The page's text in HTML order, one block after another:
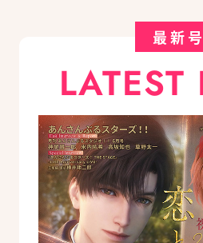
最新号
LATEST